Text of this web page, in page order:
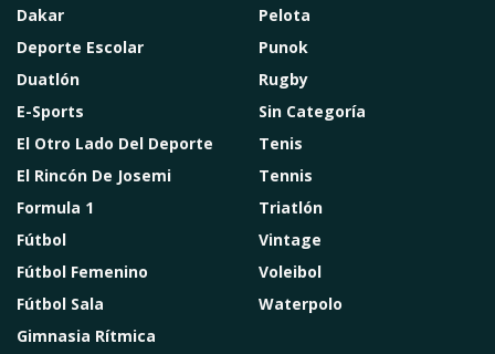
Dakar
Deporte Escolar
Duatlón
E-Sports
El Otro Lado Del Deporte
El Rincón De Josemi
Formula 1
Fútbol
Fútbol Femenino
Fútbol Sala
Gimnasia Rítmica
Pelota
Punok
Rugby
Sin Categoría
Tenis
Tennis
Triatlón
Vintage
Voleibol
Waterpolo